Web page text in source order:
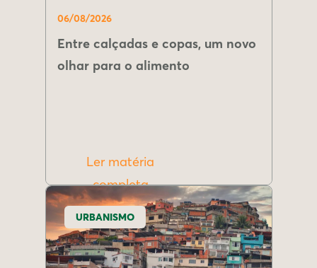
06/08/2026
Entre calçadas e copas, um novo
olhar para o alimento
Ler matéria
completa
URBANISMO